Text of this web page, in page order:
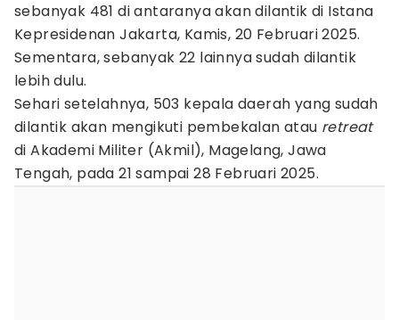
sebanyak 481 di antaranya akan dilantik di Istana
Kepresidenan Jakarta, Kamis, 20 Februari 2025.
Sementara, sebanyak 22 lainnya sudah dilantik
lebih dulu.
Sehari setelahnya, 503 kepala daerah yang sudah
dilantik akan mengikuti pembekalan atau retreat
di Akademi Militer (Akmil), Magelang, Jawa
Tengah, pada 21 sampai 28 Februari 2025.